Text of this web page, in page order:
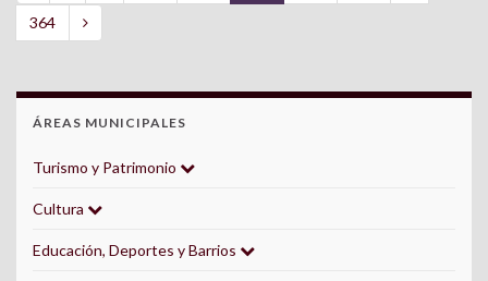
364
ÁREAS MUNICIPALES
Turismo y Patrimonio
Cultura
Educación, Deportes y Barrios